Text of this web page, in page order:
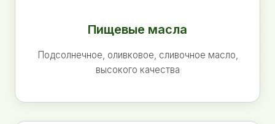
Пищевые масла
Подсолнечное, оливковое, сливочное масло,
высокого качества